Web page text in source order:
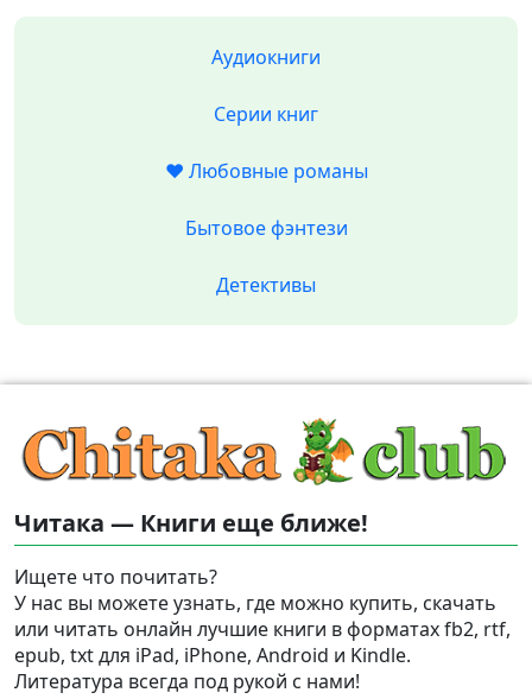
Аудиокниги
Серии книг
❤️ Любовные романы
Бытовое фэнтези
Детективы
Читака — Книги еще ближе!
Ищете что почитать?
У нас вы можете узнать, где можно купить, скачать
или читать онлайн лучшие книги в форматах fb2, rtf,
epub, txt для iPad, iPhone, Android и Kindle.
Литература всегда под рукой с нами!